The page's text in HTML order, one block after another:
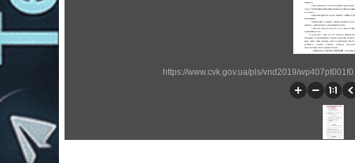
https://www.cvk.gov.ua/pls/vnd2019/